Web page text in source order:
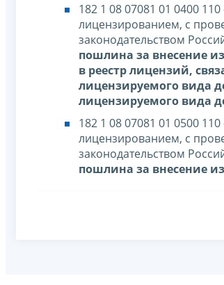
182 1 08 07081 01 0400
лицензированием, с
законодательством
пошлина за внесение
в реестр лицензий,
лицензируемого вида
лицензируемого вида
182 1 08 07081 01 0500
лицензированием, с
законодательством
пошлина за внесение